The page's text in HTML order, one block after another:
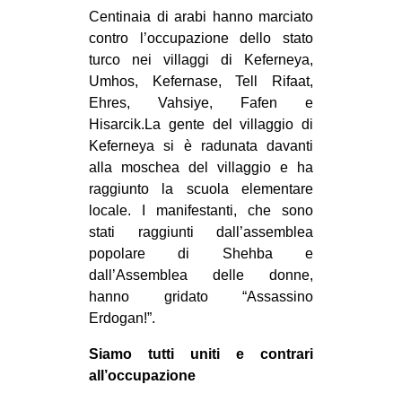
Centinaia di arabi hanno marciato
contro l’occupazione dello stato
turco nei villaggi di Keferneya,
Umhos, Kefernase, Tell Rifaat,
Ehres, Vahsiye, Fafen e
Hisarcik.La gente del villaggio di
Keferneya si è radunata davanti
alla moschea del villaggio e ha
raggiunto la scuola elementare
locale. I manifestanti, che sono
stati raggiunti dall’assemblea
popolare di Shehba e
dall’Assemblea delle donne,
hanno gridato “Assassino
Erdogan!”.
Siamo tutti uniti e contrari
all’occupazione